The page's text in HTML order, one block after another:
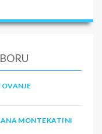
MONTEKATINI